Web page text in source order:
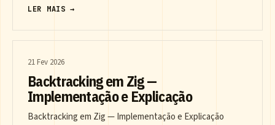
LER MAIS →
21 Fev 2026
Backtracking em Zig —
Implementação e Explicação
Backtracking em Zig — Implementação e Explicação